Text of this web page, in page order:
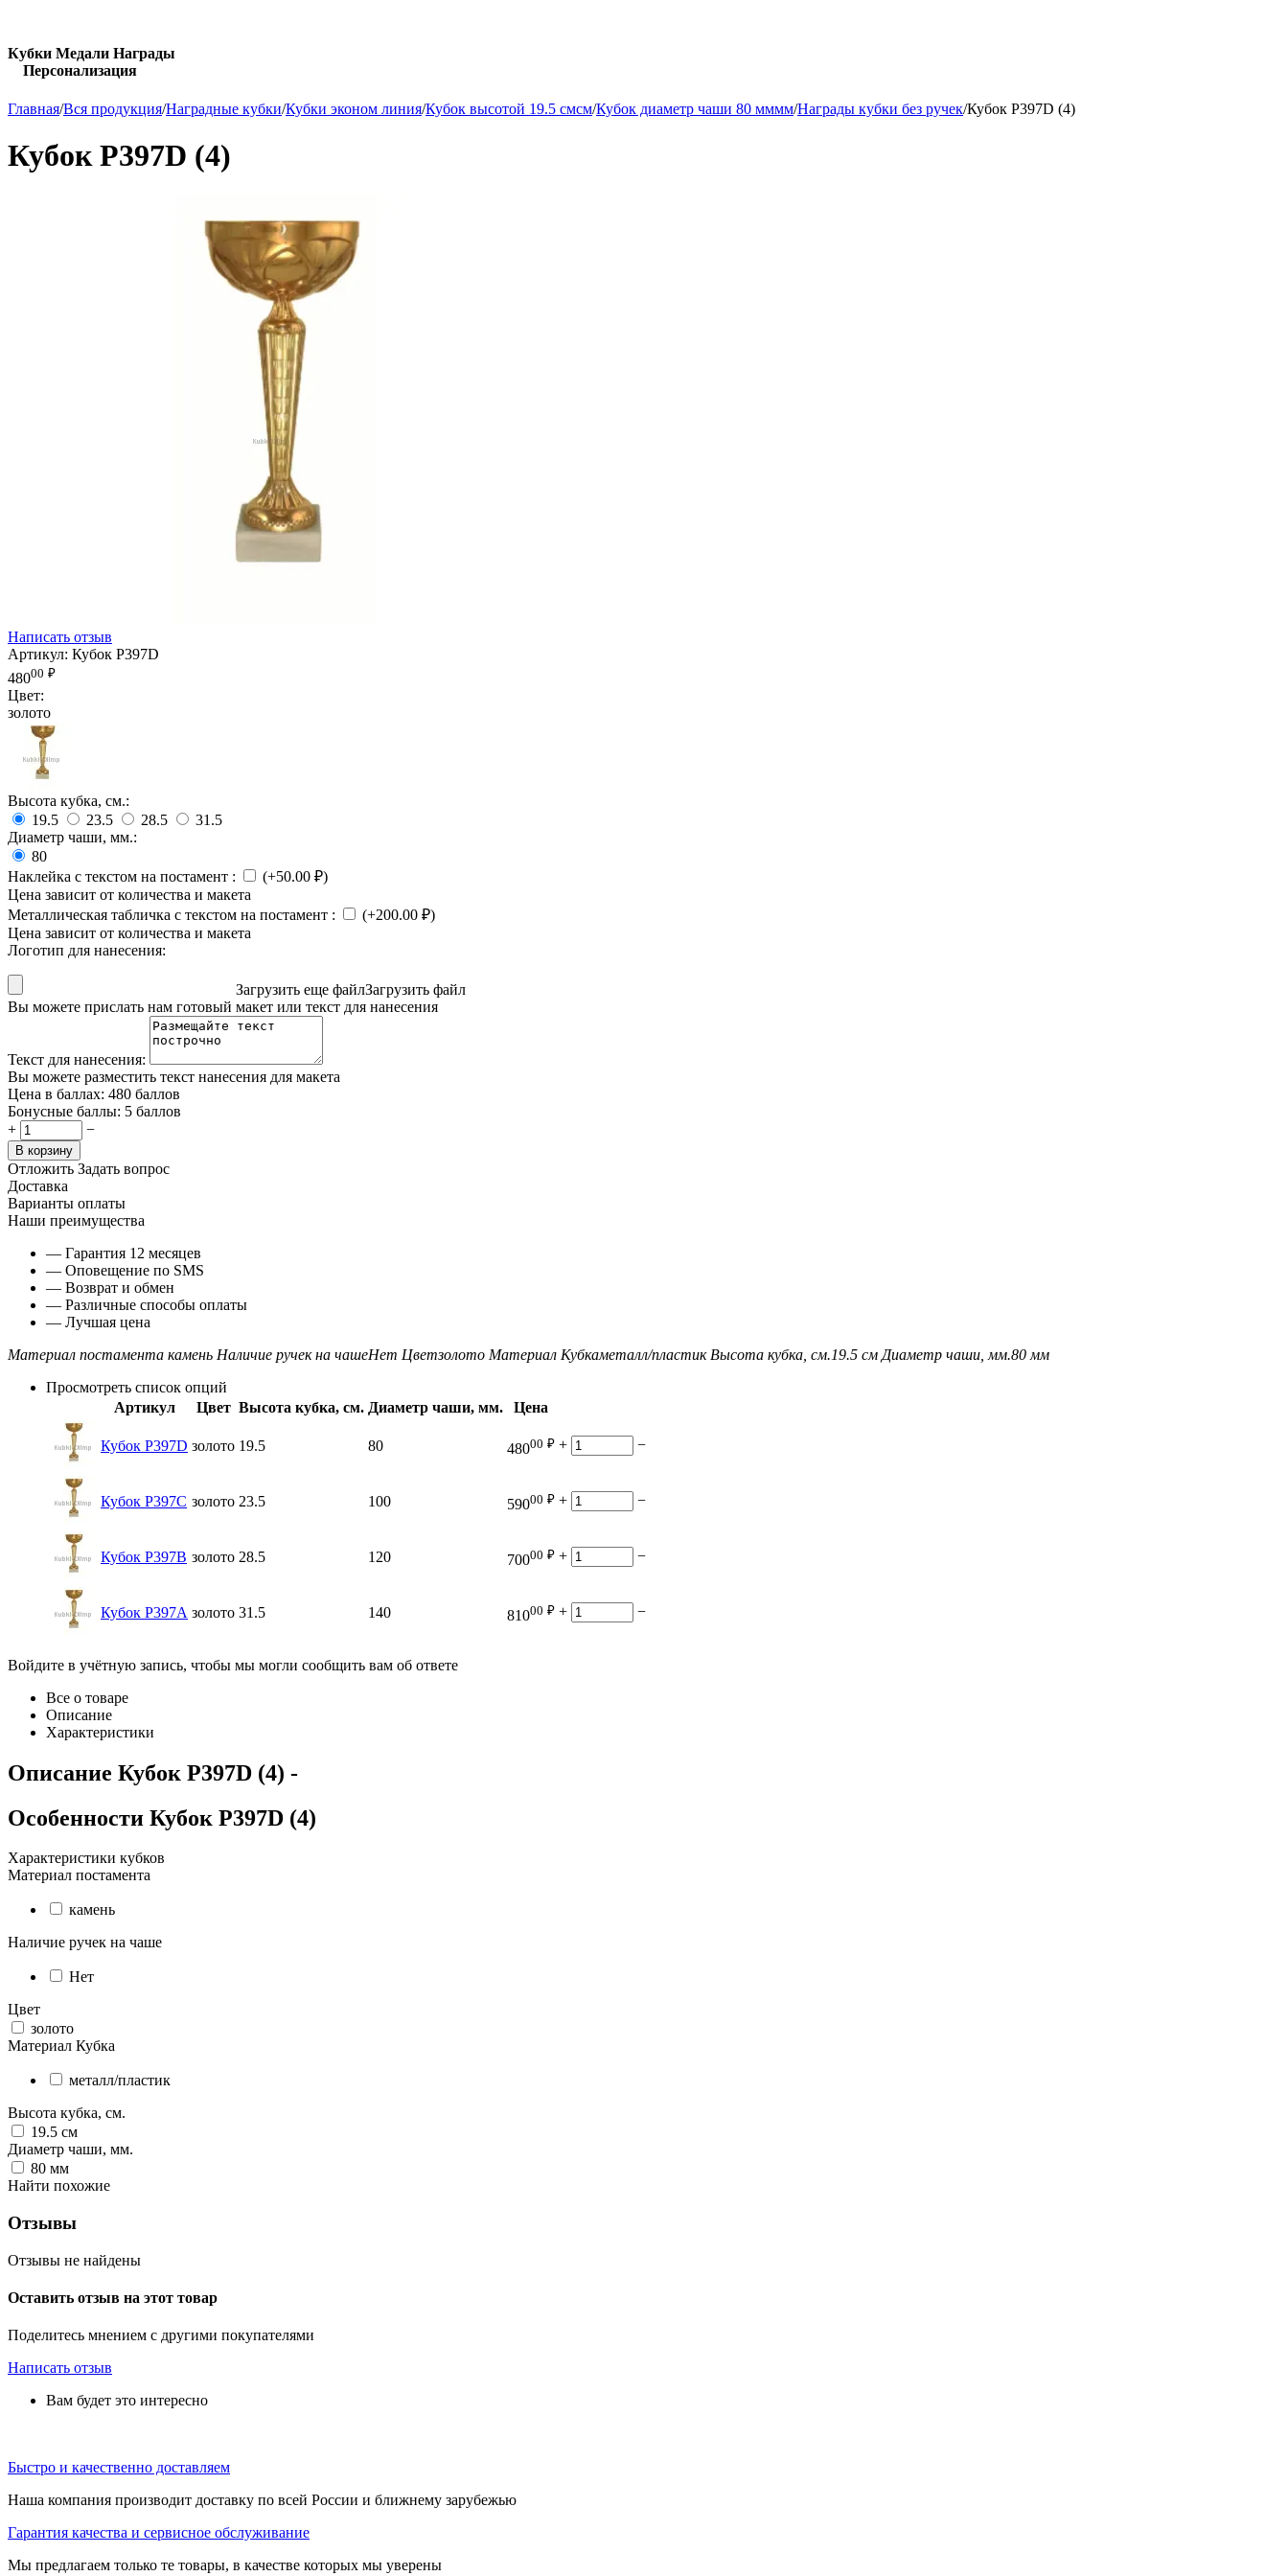
Кубки Медали Награды
Персонализация
Главная/Вся продукция/Наградные кубки/Кубки эконом линия/Кубок высотой 19.5 смсм/Кубок диаметр чаши 80 мммм/Награды кубки без ручек/Кубок P397D (4)
Кубок P397D (4)
Написать отзыв
Артикул: Кубок P397D
48000 ₽
Цвет:
золото
Высота кубка, см.:
19.5
23.5 28.5
31.5
Диаметр чаши, мм.:
80
Наклейка с текстом на постамент : (+50.00 ₽)
Цена зависит от количества и макета
Металлическая табличка с текстом на постамент : (+200.00 ₽)
Цена зависит от количества и макета
Логотип для нанесения:
Загрузить еще файлЗагрузить файл
Вы можете прислать нам готовый макет или текст для нанесения
Текст для нанесения:
Вы можете разместить текст нанесения для макета
Цена в баллах: 480 баллов
Бонусные баллы: 5 баллов
+
−
В корзину
Отложить Задать вопрос
Доставка
Варианты оплаты
Наши преимущества
— Гарантия 12 месяцев
— Оповещение по SMS
— Возврат и обмен
— Различные способы оплаты
— Лучшая цена
Материал постамента камень Наличие ручек на чашеНет Цветзолото Материал Кубкаметалл/пластик Высота кубка, см.19.5 см Диаметр чаши, мм.80 мм
Просмотреть список опций
Артикул
Цвет Высота кубка, см. Диаметр чаши, мм. Цена
Кубок P397D золото 19.5 80 48000 ₽ + −
Кубок P397C золото 23.5 100 59000 ₽ + −
Кубок P397B золото 28.5 120 70000 ₽ + −
Кубок P397A золото 31.5 140 81000 ₽ + −
Войдите в учётную запись, чтобы мы могли сообщить вам об ответе
Все о товаре
Описание
Характеристики
Описание Кубок P397D (4) -
Особенности Кубок P397D (4)
Характеристики кубков
Материал постамента
камень
Наличие ручек на чаше
Нет
Цвет
золото
Материал Кубка
металл/пластик
Высота кубка, см.
19.5 см
Диаметр чаши, мм.
80 мм
Найти похожие
Отзывы
Отзывы не найдены
Оставить отзыв на этот товар
Поделитесь мнением с другими покупателями
Написать отзыв
Вам будет это интересно
Быстро и качественно доставляем
Наша компания производит доставку по всей России и ближнему зарубежью
Гарантия качества и сервисное обслуживание
Мы предлагаем только те товары, в качестве которых мы уверены